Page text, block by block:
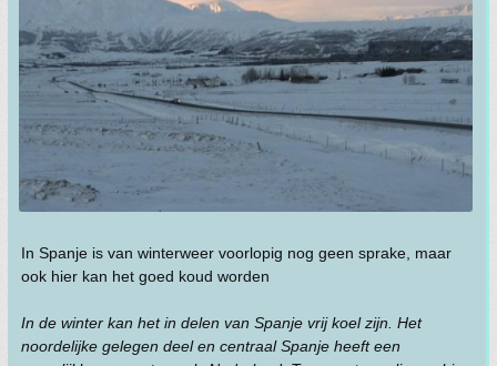
In Spanje is van winterweer voorlopig nog geen sprake, maar
ook hier kan het goed koud worden
In de winter kan het in delen van Spanje vrij koel zijn. Het
noordelijke gelegen deel en centraal Spanje heeft een